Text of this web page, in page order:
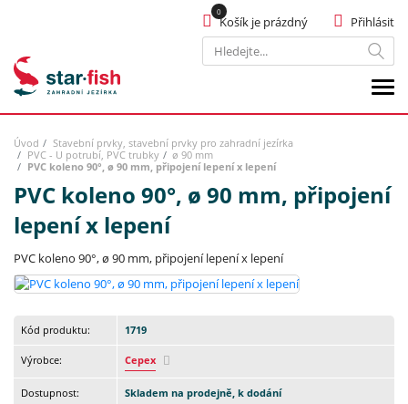
Hledat
Přihlásit
Košík je prázdný
Úvod
Stavební prvky, stavební prvky pro zahradní jezírka
PVC - U potrubí, PVC trubky
ø 90 mm
PVC koleno 90°, ø 90 mm, připojení lepení x lepení
PVC koleno 90°, ø 90 mm, připojení
lepení x lepení
PVC koleno 90°, ø 90 mm, připojení lepení x lepení
Kód produktu: 1719
Výrobce: Cepex
Dostupnost: Skladem na prodejně, k dodání